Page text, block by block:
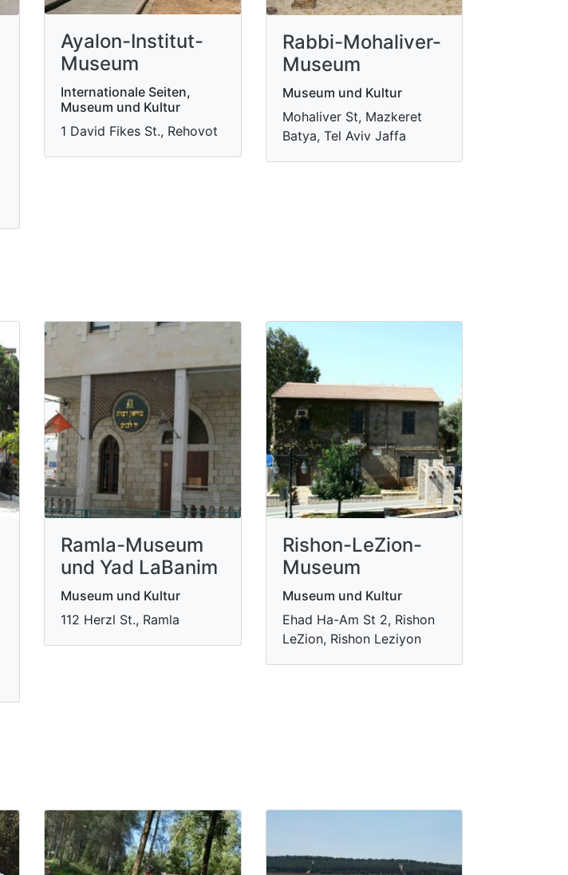
Ayalon-Institut-
Museum
Internationale Seiten,
Museum und Kultur
1 David Fikes St., Rehovot
Rabbi-Mohaliver-
Museum
Museum und Kultur
Mohaliver St, Mazkeret
Batya, Tel Aviv Jaffa
Ramla-Museum
und Yad LaBanim
Museum und Kultur
112 Herzl St., Ramla
Rishon-LeZion-
Museum
Museum und Kultur
Ehad Ha-Am St 2, Rishon
LeZion, Rishon Leziyon